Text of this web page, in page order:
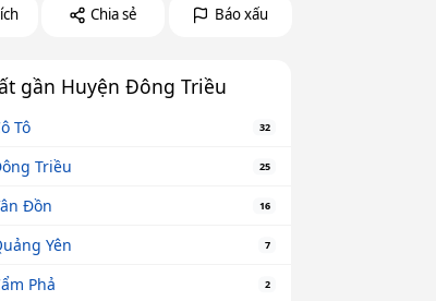
Chia sẻ Báo xấu
gần Huyện Đông Triều
Tô 32
Triều 25
Đồn 16
Yên 7
Phả 2